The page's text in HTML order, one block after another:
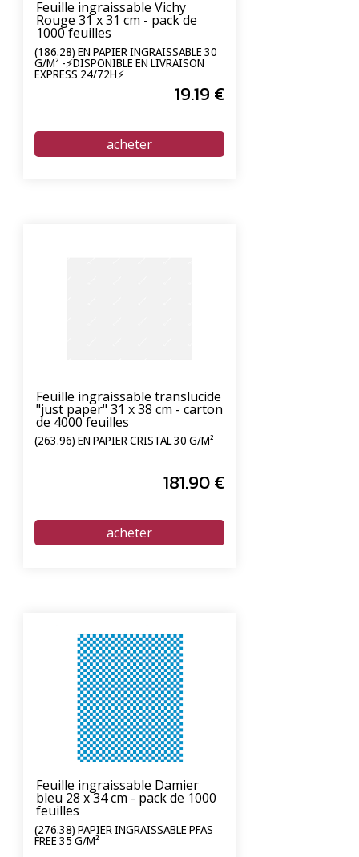
Feuille ingraissable Vichy
Rouge 31 x 31 cm - pack de
1000 feuilles
(186.28) EN PAPIER INGRAISSABLE 30
G/M² -⚡DISPONIBLE EN LIVRAISON
EXPRESS 24/72H⚡
19.19 €
Feuille ingraissable translucide
"just paper" 31 x 38 cm - carton
de 4000 feuilles
(263.96) EN PAPIER CRISTAL 30 G/M²
181.90€
Feuille ingraissable Damier
bleu 28 x 34 cm - pack de 1000
feuilles
(276.38) PAPIER INGRAISSABLE PFAS
FREE 35 G/M²